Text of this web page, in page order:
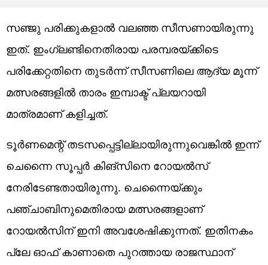
സഞ്ജു പരിക്കുകളാല്‍ വലഞ്ഞ സീസണായിരുന്നു
ഇത്. ഇംഗ്ലണ്ടിനെതിരായ പരമ്പരയ്ക്കിടെ
പരിക്കേറ്റതിനെ തുടര്‍ന്ന് സീസണിലെ ആദ്യ മൂന്ന്
മത്സരങ്ങളില്‍ താരം ഇമ്പാക്ട് പ്ലയറായി
മാത്രമാണ് കളിച്ചത്.
ടൂര്‍ണമെന്റ് തടസപ്പെട്ടില്ലായിരുന്നുവെങ്കില്‍ ഇന്ന്
ചെന്നൈ സൂപ്പര്‍ കിങ്‌സിനെ റോയല്‍സ്
നേരിടേണ്ടതായിരുന്നു. ചെന്നൈയ്ക്കും
പഞ്ചാബിനുമെതിരായ മത്സരങ്ങളാണ്
റോയല്‍സിന് ഇനി അവശേഷിക്കുന്നത്. ഇതിനകം
പ്ലേ ഓഫ് കാണാതെ പുറത്തായ രാജസ്ഥാന്